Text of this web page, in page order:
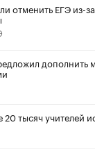
отменить ЕГЭ из-
дополнить
тысяч учителей